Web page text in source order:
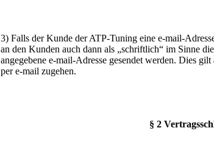
3) Falls der Kunde der ATP-Tuning eine e-mail-
an den Kunden auch dann als „schriftlich“ im Sinne
angegebene e-mail-Adresse gesendet werden. Dies
per e-mail zugehen.
§ 2